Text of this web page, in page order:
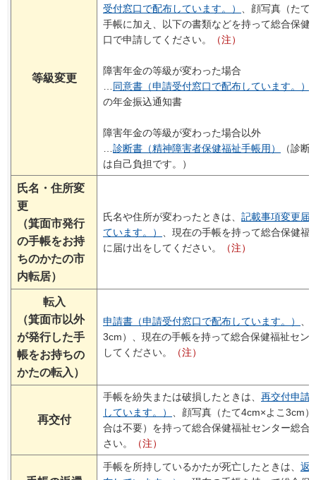
等級変更
受付窓口で配布しています。） 、顔写真（たて
手帳に加え、以下の書類などを持って総合保健
口で申請してください。
（注）
障害年金の等級が変わった場合
…同意書（申請受付窓口で配布しています。）
の年金振込通知書
障害年金の等級が変わった場合以外
…診断書（精神障害者保健福祉手帳用）
（診
は自己負担です。）
氏名・住所変
更
（箕面市発行
の手帳をお持
ちのかたの市
内転居）
氏名や住所が変わったときは、 記載事項変更届
ています。） 、現在の手帳を持って総合保健福
に届け出をしてください。
（注）
転入
（箕面市以外
が発行した手
帳をお持ちの
かたの転入）
申請書（申請受付窓口で配布しています。） 、
3cm）、現在の手帳を持って総合保健福祉セン
してください。
（注）
再交付
手帳を紛失または破損したときは、 再交付申請
しています。） 、顔写真（たて4cm×よこ3cm
合は不要）を持って総合保健福祉センター総合
さい。
（注）
手帳を所持しているかたが死亡したときは、 返